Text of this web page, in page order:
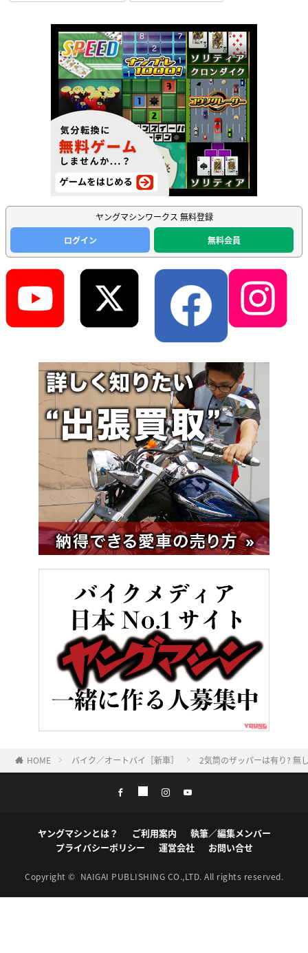
ヤングマシンワークス 無料登録
ログイン
無料会員
HOME バイク／オートバイ［新車］ 2気筒のザッパーは有り? 無
ヤングマシンとは？ ご利用案内
執筆／編集メンバー
プライバシーポリシー
運営会社 お問い合せ
Copyright © NAIGAI PUBLISHING CO.,LTD. All rights reserved.